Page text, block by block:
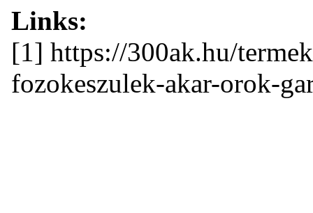
Links:
[1] https://300ak.hu/
fozokeszulek-akar-orok-